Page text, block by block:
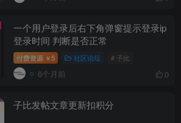
一个用户登录后右下角弹窗提示登录ip
登录时间 判断是否正常
付费资源 ￥5 社区论坛 # 子比
6个月前 0
子比发帖文章更新扣积分